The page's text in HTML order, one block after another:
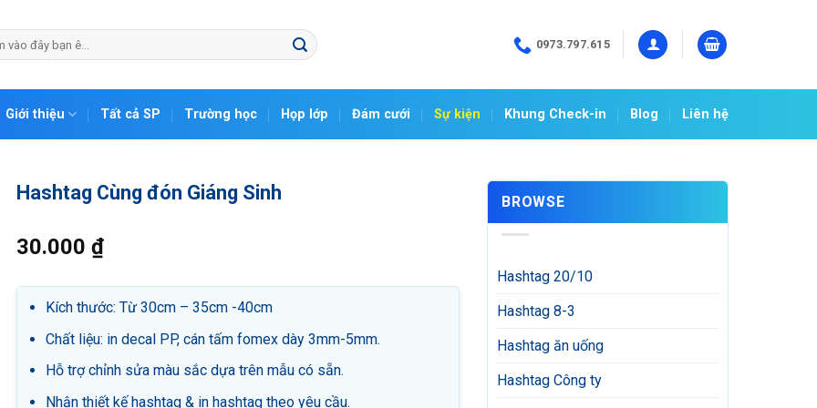
0973.797.615
Giới thiệu Tất cả SP Trường học Họp lớp Đám cưới Sự kiện Khung Check-in Blog Liên hệ
Hashtag Cùng đón Giáng Sinh
30.000 ₫
Kích thước: Từ 30cm – 35cm -40cm
Chất liệu: in decal PP, cán tấm fomex dày 3mm-5mm.
Hỗ trợ chỉnh sửa màu sắc dựa trên mẫu có sẵn.
Nhận thiết kế hashtag & in hashtag theo yêu cầu.
BROWSE
Hashtag 20/10
Hashtag 8-3
Hashtag ăn uống
Hashtag Công ty